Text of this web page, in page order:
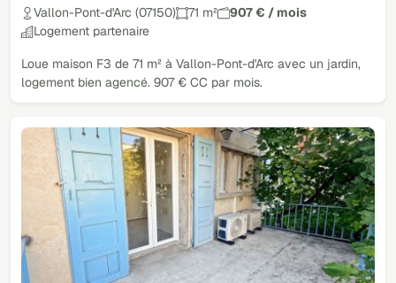
Vallon-Pont-d'Arc (07150) 71 m²
907 € / mois
Logement partenaire
Loue maison F3 de 71 m² à Vallon-Pont-d'Arc avec un jardin,
logement bien agencé. 907 € CC par mois.